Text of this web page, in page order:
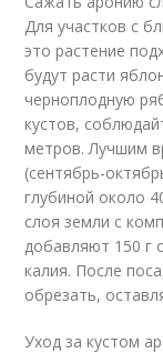
Для участков с
это растение
будут расти
черноплодную
кустов,
метров. Лучшим
(сентябрь-
глубиной около
слоя земли с
добавляют 150 г
калия. После
обрезать,
Уход за кустом